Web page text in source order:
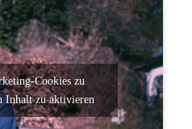
Cookies zu
Inhalt zu aktivieren